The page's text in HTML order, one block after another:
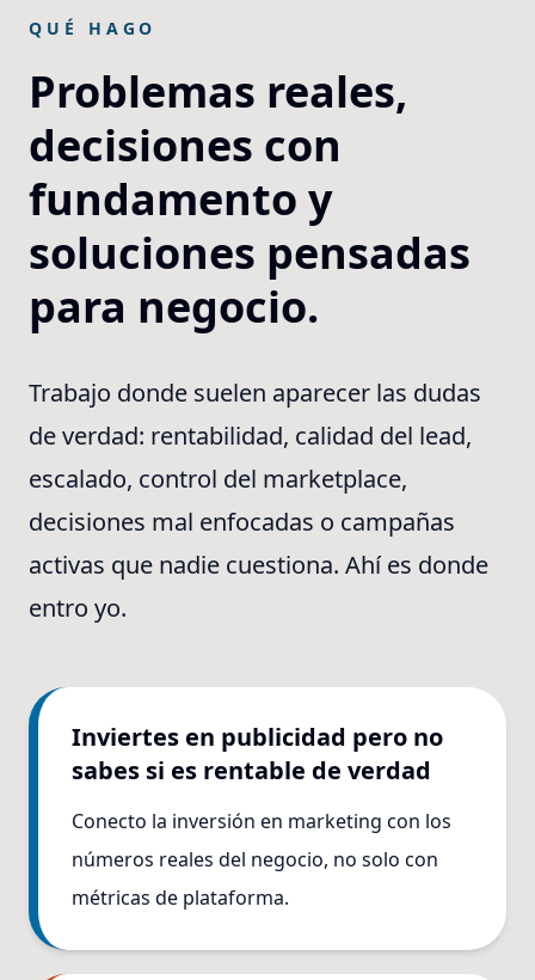
QUÉ HAGO
Problemas reales,
decisiones con
fundamento y
soluciones pensadas
para negocio.
Trabajo donde suelen aparecer las dudas
de verdad: rentabilidad, calidad del lead,
escalado, control del marketplace,
decisiones mal enfocadas o campañas
activas que nadie cuestiona. Ahí es donde
entro yo.
Inviertes en publicidad pero no
sabes si es rentable de verdad
Conecto la inversión en marketing con los
números reales del negocio, no solo con
métricas de plataforma.